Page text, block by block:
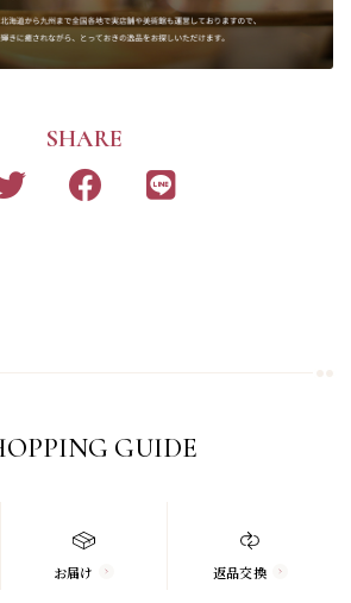
SHARE
GUIDE
お届け 返品交換